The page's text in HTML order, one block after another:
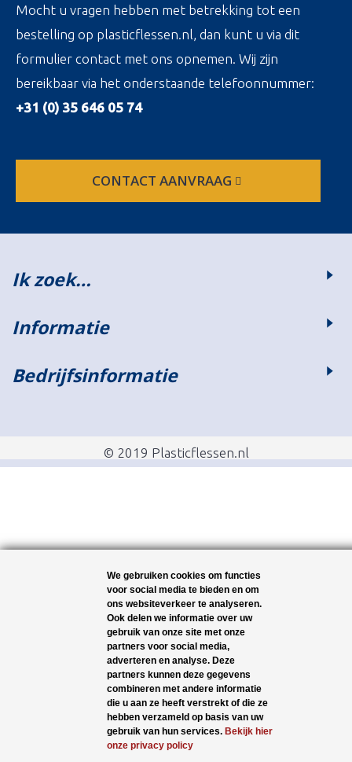
Mocht u vragen hebben met betrekking tot een
bestelling op plasticflessen.nl, dan kunt u via dit
formulier contact met ons opnemen. Wij zijn
bereikbaar via het onderstaande telefoonnummer:
+31 (0) 35 646 05 74
CONTACT AANVRAAG
Ik zoek…
Informatie
Bedrijfsinformatie
© 2019 Plasticflessen.nl
We gebruiken cookies om functies
voor social media te bieden en om
ons websiteverkeer te analyseren.
Ook delen we informatie over uw
gebruik van onze site met onze
partners voor social media,
adverteren en analyse. Deze
partners kunnen deze gegevens
combineren met andere informatie
die u aan ze heeft verstrekt of die ze
hebben verzameld op basis van uw
gebruik van hun services. Bekijk hier
onze privacy policy